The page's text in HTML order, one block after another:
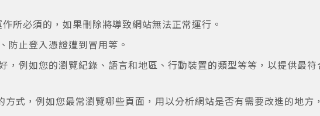
必須的，如果刪除將導致網站無法正常運行。
止登入憑證遭到冒用等。
例如您的瀏覽紀錄、語言和地區、行動裝置的類型等等，以提供最符
式，例如您最常瀏覽哪些頁面，用以分析網站是否有需要改進的地方